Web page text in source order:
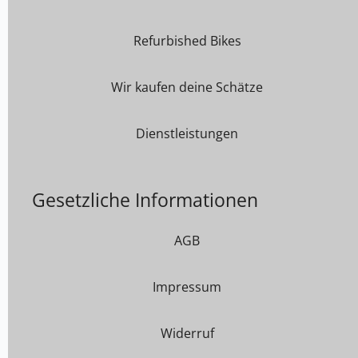
Refurbished Bikes
Wir kaufen deine Schätze
Dienstleistungen
Gesetzliche Informationen
AGB
Impressum
Widerruf